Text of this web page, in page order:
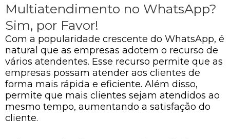
Multiatendimento no WhatsApp?
Sim, por Favor!
Com a popularidade crescente do WhatsApp, é
natural que as empresas adotem o recurso de
vários atendentes. Esse recurso permite que as
empresas possam atender aos clientes de
forma mais rápida e eficiente. Além disso,
permite que mais clientes sejam atendidos ao
mesmo tempo, aumentando a satisfação do
cliente.